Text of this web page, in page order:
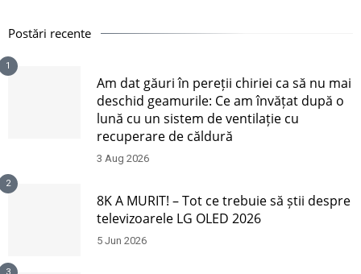
Postări recente
1
Am dat găuri în pereții chiriei ca să nu mai
deschid geamurile: Ce am învățat după o
lună cu un sistem de ventilație cu
recuperare de căldură
3 Aug 2026
2
8K A MURIT! – Tot ce trebuie să știi despre
televizoarele LG OLED 2026
5 Jun 2026